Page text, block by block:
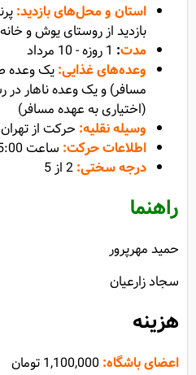
استان و محل‌های بازدید:پ
بازدید از روستای یوش و
مدت:
وعده‌های غذایی:یک وعده
مسافر) و یک وعده ناهار در
(اختیاری به عهده مسافر)
وسیله نقلیه: حرکت از
اطلاعات حرکت: ساعت 5:00 صبح از غرب تهران
درجه سختی:
راهنما
حمید مهرپرور
سجاد زارعیان
هزینه
اعضای باشگاه: